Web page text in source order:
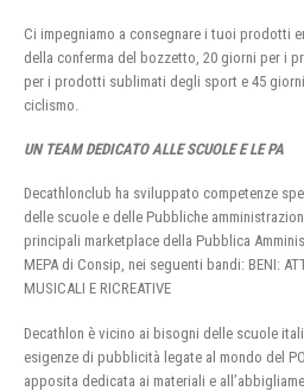
Ci impegniamo a consegnare i tuoi prodotti
della conferma del bozzetto, 20 giorni per i
per i prodotti sublimati degli sport e 45
ciclismo.
UN TEAM DEDICATO ALLE SCUOLE E LE PA
Decathlonclub ha sviluppato competenze
delle scuole e delle Pubbliche
principali marketplace della Pubblica
MEPA di Consip, nei seguenti bandi: BENI:
MUSICALI E RICREATIVE
Decathlon è vicino ai bisogni delle scuole
esigenze di pubblicità legate al mondo del
apposita dedicata ai materiali e